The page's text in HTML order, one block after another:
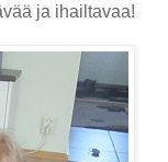
ja ihailtavaa!